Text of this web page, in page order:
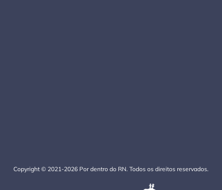
Copyright © 2021-2026 Por dentro do RN. Todos os direitos reservados.